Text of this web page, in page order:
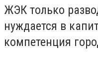
ЖЭК только
нуждается в
компетенция